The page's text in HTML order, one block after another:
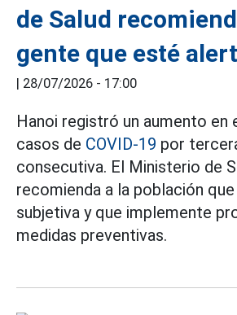
de Salud
gente que esté
| 28/07/2026 - 17:00
Hanoi registró un aumento en
casos de COVID-19 por
consecutiva. El Ministerio de
recomienda a la población
subjetiva y que implemente
medidas preventivas.